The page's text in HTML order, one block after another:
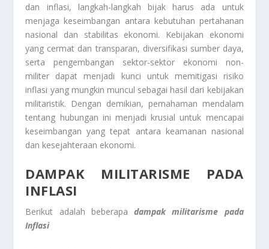
dan inflasi, langkah-langkah bijak harus ada untuk
menjaga keseimbangan antara kebutuhan pertahanan
nasional dan stabilitas ekonomi. Kebijakan ekonomi
yang cermat dan transparan, diversifikasi sumber daya,
serta pengembangan sektor-sektor ekonomi non-
militer dapat menjadi kunci untuk memitigasi risiko
inflasi yang mungkin muncul sebagai hasil dari kebijakan
militaristik. Dengan demikian, pemahaman mendalam
tentang hubungan ini menjadi krusial untuk mencapai
keseimbangan yang tepat antara keamanan nasional
dan kesejahteraan ekonomi.
DAMPAK MILITARISME PADA
INFLASI
Berikut adalah beberapadampak militarisme pada
Inflasi